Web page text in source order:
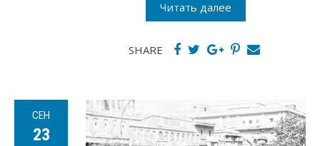
Читать далее
SHARE
СЕН
23